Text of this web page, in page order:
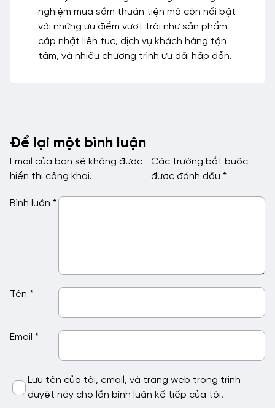
nghiệm mua sắm thuận tiện mà còn nổi bật
với những ưu điểm vượt trội như sản phẩm
cập nhật liên tục, dịch vụ khách hàng tận
tâm, và nhiều chương trình ưu đãi hấp dẫn.
Để lại một bình luận
Email của bạn sẽ không được
hiển thị công khai.
Các trường bắt buộc
được đánh dấu *
Bình luận *
Tên *
Email *
Lưu tên của tôi, email, và trang web trong trình
duyệt này cho lần bình luận kế tiếp của tôi.